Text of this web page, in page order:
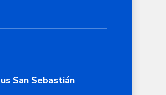
San Sebastián